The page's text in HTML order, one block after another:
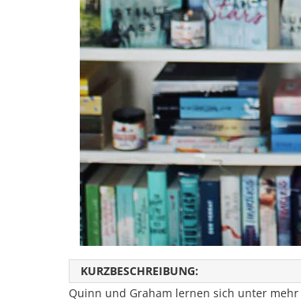
KURZBESCHREIBUNG:
Quinn und Graham lernen sich unter